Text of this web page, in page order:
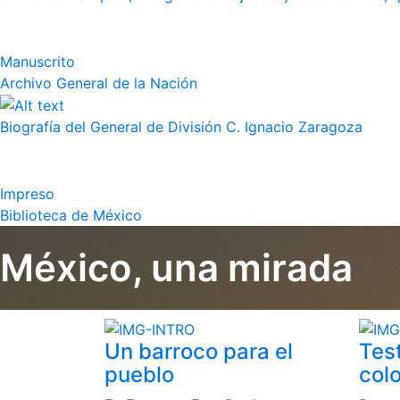
Manuscrito
Archivo General de la Nación
Biografía del General de División C. Ignacio Zaragoza
Impreso
Biblioteca de México
México, una mirada
Un barroco para el
pueblo